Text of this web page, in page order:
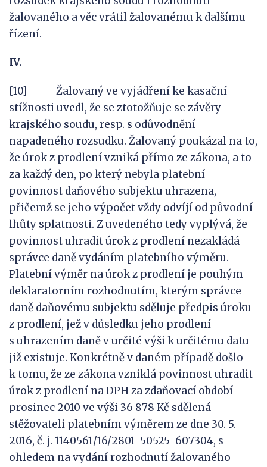
žalovaného a věc vrátil žalovanému k dalšímu
řízení.
IV.
[10] Žalovaný ve vyjádření ke kasační
stížnosti uvedl, že se ztotožňuje se závěry
krajského soudu, resp. s odůvodnění
napadeného rozsudku. Žalovaný poukázal na to,
že úrok z prodlení vzniká přímo ze zákona, a to
za každý den, po který nebyla platební
povinnost daňového subjektu uhrazena,
přičemž se jeho výpočet vždy odvíjí od původní
lhůty splatnosti. Z uvedeného tedy vyplývá, že
povinnost uhradit úrok z prodlení nezakládá
správce daně vydáním platebního výměru.
Platební výměr na úrok z prodlení je pouhým
deklaratorním rozhodnutím, kterým správce
daně daňovému subjektu sděluje předpis úroku
z prodlení, jež v důsledku jeho prodlení
s uhrazením daně v určité výši k určitému datu
již existuje. Konkrétně v daném případě došlo
k tomu, že ze zákona vzniklá povinnost uhradit
úrok z prodlení na DPH za zdaňovací období
prosinec 2010 ve výši 36 878 Kč sdělená
stěžovateli platebním výměrem ze dne 30. 5.
2016, č. j. 1140561/16/2801-50525-607304, s
ohledem na vydání rozhodnutí žalovaného